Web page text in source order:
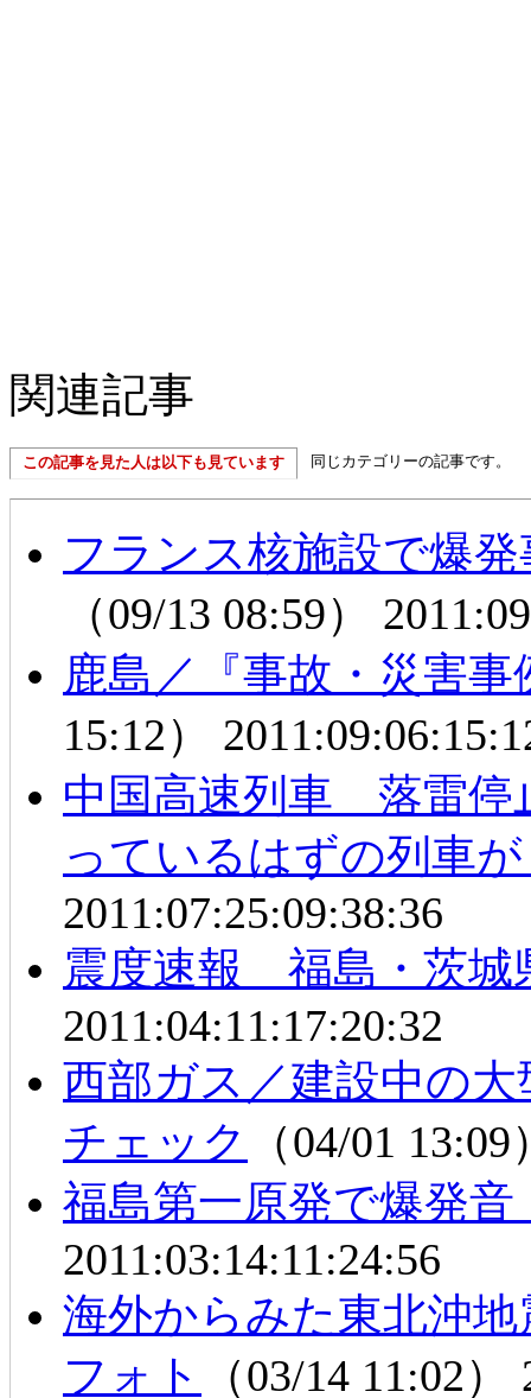
関連記事
この記事を見た人は以下も見ています 同じカテゴリーの記事です。
フランス核施設で爆
（09/13 08:59）
鹿島／『事故・災害
15:12）
中国高速列車 落雷停
っているはずの列車
2011:07:25:09:38:36
震度速報 福島・茨城
2011:04:11:17:20:32
西部ガス／建設中の
チェック
（04/01
福島第一原発で爆発
2011:03:14:11:24:56
海外からみた東北沖
フォト
（03/14 11:02）